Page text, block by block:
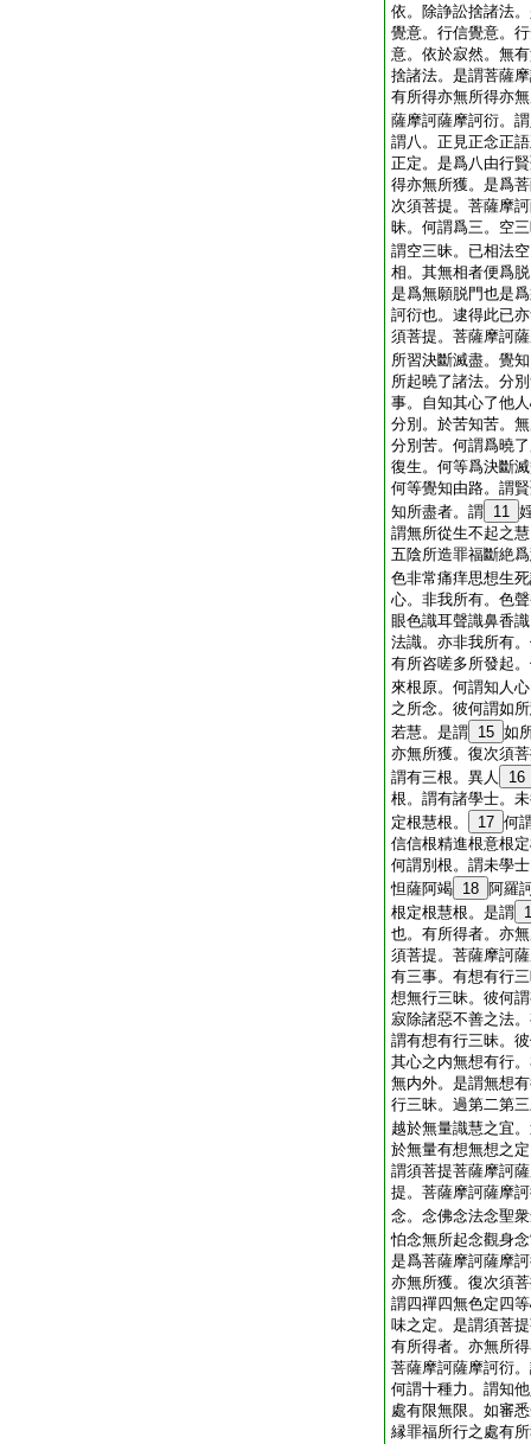
依。除諍訟捨諸法
覺意。行信覺意。
意。依於寂然。無
捨諸法。是謂菩薩
有所得亦無所得亦
薩摩訶薩摩訶衍。
謂八。正見正念正
正定。是爲八由行
得亦無所獲。是爲
次須菩提。菩薩摩
昧。何謂爲三。空
謂空三昧。已相法
相。其無相者便爲
是爲無願脱門也是
訶衍也。逮得此已
須菩提。菩薩摩訶
所習決斷滅盡。覺
所起曉了諸法。分
事。自知其心了他
分別。於苦知苦。
分別苦。何謂爲曉
復生。何等爲決斷
何等覺知由路。謂
知所盡者。謂 11
謂無所從生不起之
五陰所造罪福斷絶
色非常痛痒思想生
心。非我所有。色
眼色識耳聲識鼻香
法識。亦非我所有
有所咨嗟多所發起
來根原。何謂知人
之所念。彼何謂如
若慧。是謂 15 如
亦無所獲。復次須
謂有三根。異人
16
根。謂有諸學士。
定根慧根。
17 何
信信根精進根意根
何謂別根。謂未學
怛薩阿竭 18 阿羅
根定根慧根。是謂
也。有所得者。亦
須菩提。菩薩摩訶
有三事。有想有行
想無行三昧。彼何
寂除諸惡不善之法
謂有想有行三昧。
其心之内無想有行
無内外。是謂無想
行三昧。過第二第
越於無量識慧之宜
於無量有想無想之
謂須菩提菩薩摩訶
提。菩薩摩訶薩摩
念。念佛念法念聖
怕念無所起念觀身
是爲菩薩摩訶薩摩
亦無所獲。復次須
謂四禪四無色定四
味之定。是謂須菩
有所得者。亦無所
菩薩摩訶薩摩訶衍
何謂十種力。謂知
處有限無限。如審
縁罪福所行之處有